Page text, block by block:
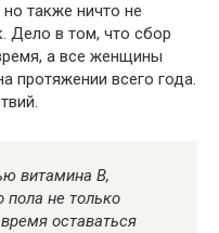
также ничто не
Дело в том, что сбор
а все женщины
протяжении всего года.
витамина В,
пола не только
время оставаться